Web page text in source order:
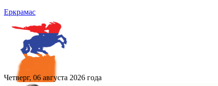
Еркрамас
Четверг, 06 августа 2026 года